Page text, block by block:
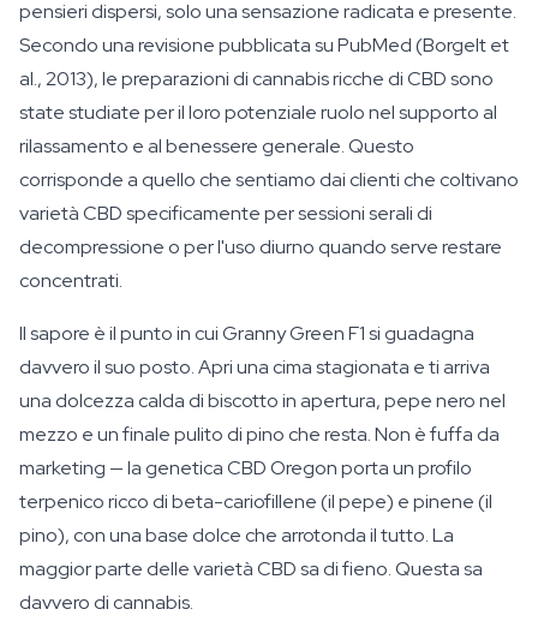
pensieri dispersi, solo una sensazione radicata e presente.
Secondo una revisione pubblicata su PubMed (Borgelt et
al., 2013), le preparazioni di cannabis ricche di CBD sono
state studiate per il loro potenziale ruolo nel supporto al
rilassamento e al benessere generale. Questo
corrisponde a quello che sentiamo dai clienti che coltivano
varietà CBD specificamente per sessioni serali di
decompressione o per l'uso diurno quando serve restare
concentrati.
Il sapore è il punto in cui Granny Green F1 si guadagna
davvero il suo posto. Apri una cima stagionata e ti arriva
una dolcezza calda di biscotto in apertura, pepe nero nel
mezzo e un finale pulito di pino che resta. Non è fuffa da
marketing — la genetica CBD Oregon porta un profilo
terpenico ricco di beta-cariofillene (il pepe) e pinene (il
pino), con una base dolce che arrotonda il tutto. La
maggior parte delle varietà CBD sa di fieno. Questa sa
davvero di cannabis.